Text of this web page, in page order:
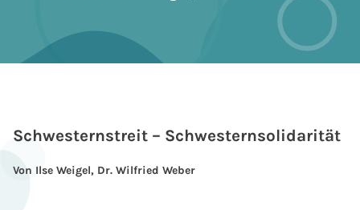
Schwesternstreit – Schwesternsolidarität
Von Ilse Weigel, Dr. Wilfried Weber